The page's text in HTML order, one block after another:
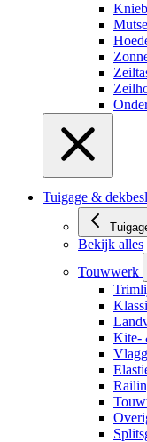
Tuigage &
Bekijk alles
Touwwerk
Kite-